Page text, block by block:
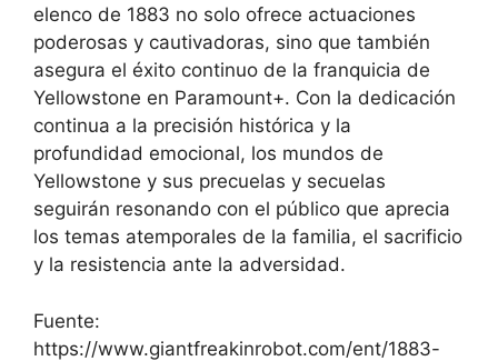
elenco de 1883 no solo ofrece actuaciones
poderosas y cautivadoras, sino que también
asegura el éxito continuo de la franquicia de
Yellowstone en Paramount+. Con la dedicación
continua a la precisión histórica y la
profundidad emocional, los mundos de
Yellowstone y sus precuelas y secuelas
seguirán resonando con el público que aprecia
los temas atemporales de la familia, el sacrificio
y la resistencia ante la adversidad.
Fuente:
https://www.giantfreakinrobot.com/ent/1883-